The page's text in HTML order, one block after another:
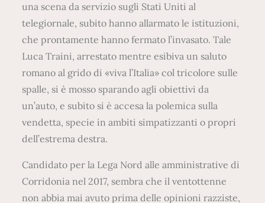
una scena da servizio sugli Stati Uniti al
telegiornale, subito hanno allarmato le istituzioni,
che prontamente hanno fermato l’invasato. Tale
Luca Traini, arrestato mentre esibiva un saluto
romano al grido di «viva l’Italia» col tricolore sulle
spalle, si è mosso sparando agli obiettivi da
un’auto, e subito si è accesa la polemica sulla
vendetta, specie in ambiti simpatizzanti o propri
dell’estrema destra.
Candidato per la Lega Nord alle amministrative di
Corridonia nel 2017, sembra che il ventottenne
non abbia mai avuto prima delle opinioni razziste,